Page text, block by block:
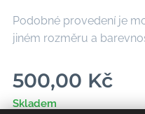
Podobné provedení je
jiném rozměru a
500,00 Kč
Skladem